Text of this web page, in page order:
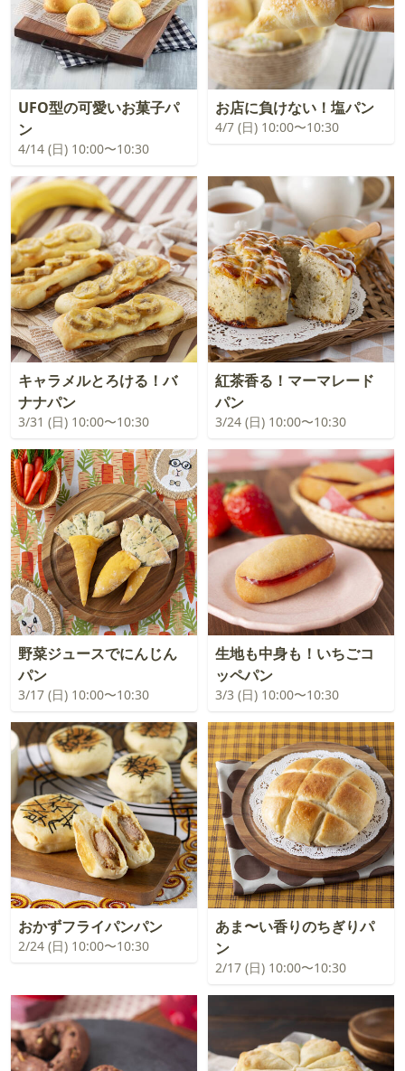
UFO型の可愛いお菓子パ
ン
4/14 (日) 10:00〜10:30
お店に負けない！塩パン
4/7 (日) 10:00〜10:30
キャラメルとろける！バ
ナナパン
3/31 (日) 10:00〜10:30
紅茶香る！マーマレード
パン
3/24 (日) 10:00〜10:30
野菜ジュースでにんじん
パン
3/17 (日) 10:00〜10:30
生地も中身も！いちごコ
ッペパン
3/3 (日) 10:00〜10:30
おかずフライパンパン
2/24 (日) 10:00〜10:30
あま〜い香りのちぎりパ
ン
2/17 (日) 10:00〜10:30